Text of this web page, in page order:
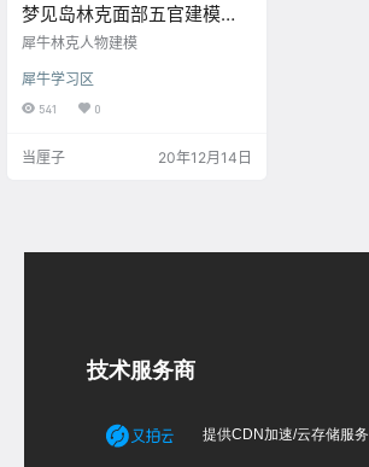
梦见岛林克面部五官建模
（二）-Rhino犀牛视频演示
犀牛林克人物建模
犀牛学习区
541 0
当厘子 20年12月14日
技术服务商
提供CDN加速/云存储服务